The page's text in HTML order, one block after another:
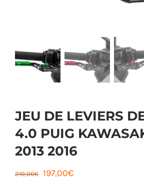
JEU DE LEVIERS
4.0 PUIG
2013 2016
210,00€ Le
197,00€Le